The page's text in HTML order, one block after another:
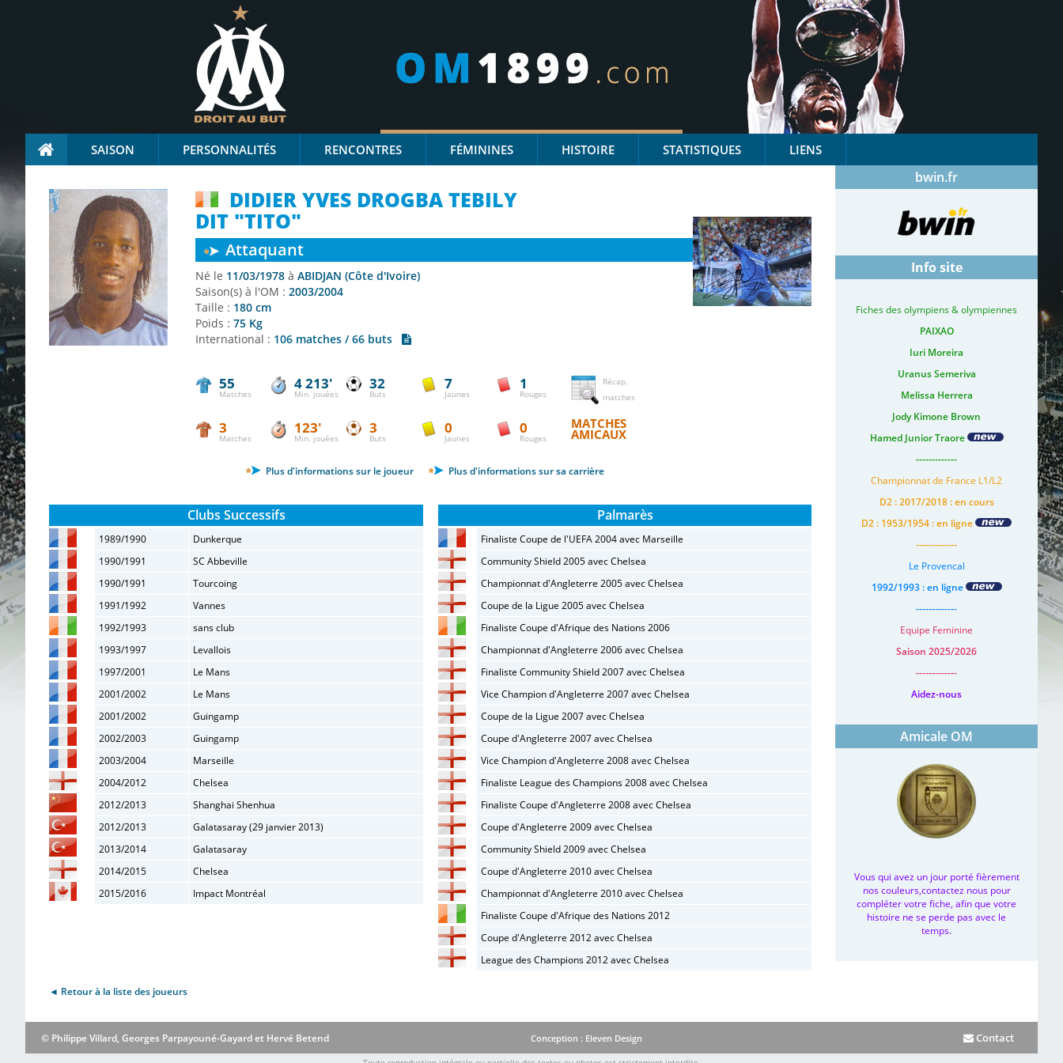
SAISON PERSONNALITÉS RENCONTRES FÉMININES HISTOIRE STATISTIQUES LIENS
DIDIER YVES DROGBA TEBILY
DIT "TITO"
Attaquant
Né le 11/03/1978 à ABIDJAN (Côte d'Ivoire)
Saison(s) à l'OM : 2003/2004
Taille : 180 cm
Poids : 75 Kg
International : 106 matches / 66 buts
55
Matches
4 213'
Min. jouées
32
Buts
7
Jaunes
1
Rouges
Récap.
matches
3
Matches
123'
Min. jouées
3
Buts
0
Jaunes
0
Rouges
MATCHES
AMICAUX
Plus d'informations sur le joueur Plus d'informations sur sa carrière
Clubs Successifs
1989/1990
Dunkerque
1990/1991
SC Abbeville
1990/1991
Tourcoing
1991/1992
Vannes
1992/1993
sans club
1993/1997
Levallois
1997/2001
Le Mans
2001/2002
Le Mans
2001/2002
Guingamp
2002/2003
Guingamp
2003/2004
Marseille
2004/2012
Chelsea
2012/2013
Shanghai Shenhua
2012/2013
Galatasaray (29 janvier 2013)
2013/2014
Galatasaray
2014/2015
Chelsea
2015/2016
Impact Montréal
Palmarès
Finaliste Coupe de l'UEFA 2004 avec Marseille
Community Shield 2005 avec Chelsea
Championnat d'Angleterre 2005 avec Chelsea
Coupe de la Ligue 2005 avec Chelsea
Finaliste Coupe d'Afrique des Nations 2006
Championnat d'Angleterre 2006 avec Chelsea
Finaliste Community Shield 2007 avec Chelsea
Vice Champion d'Angleterre 2007 avec Chelsea
Coupe de la Ligue 2007 avec Chelsea
Coupe d'Angleterre 2007 avec Chelsea
Vice Champion d'Angleterre 2008 avec Chelsea
Finaliste League des Champions 2008 avec Chelsea
Finaliste Coupe d'Angleterre 2008 avec Chelsea
Coupe d'Angleterre 2009 avec Chelsea
Community Shield 2009 avec Chelsea
Coupe d'Angleterre 2010 avec Chelsea
Championnat d'Angleterre 2010 avec Chelsea
Finaliste Coupe d'Afrique des Nations 2012
Coupe d'Angleterre 2012 avec Chelsea
League des Champions 2012 avec Chelsea
◄ Retour à la liste des joueurs
bwin.fr
Info site
Fiches des olympiens & olympiennes
PAIXAO
Iuri Moreira
Uranus Semeriva
Melissa Herrera
Jody Kimone Brown
Hamed Junior Traore
-------------
Championnat de France L1/L2
D2 : 2017/2018 : en cours
D2 : 1953/1954 : en ligne
-------------
Le Provencal
1992/1993 : en ligne
-------------
Equipe Feminine
Saison 2025/2026
-------------
Aidez-nous
Amicale OM
Vous qui avez un jour porté fièrement
nos couleurs,contactez nous pour
compléter votre fiche, afin que votre
histoire ne se perde pas avec le
temps.
© Philippe Villard, Georges Parpayouné-Gayard et Hervé Betend Conception : Eleven Design Contact